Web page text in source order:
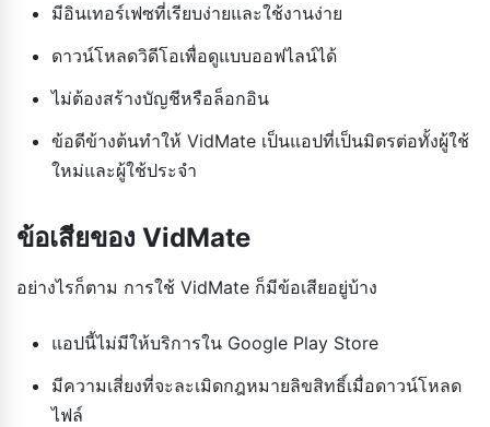
มีอินเทอร์เฟซที่เรียบง่ายและใช้งานง่าย
ดาวน์โหลดวิดีโอเพื่อดูแบบออฟไลน์ได้
ไม่ต้องสร้างบัญชีหรือล็อกอิน
ข้อดีข้างต้นทำให้ VidMate เป็นแอปที่เป็นมิตรต่อทั้งผู้ใช้
ใหม่และผู้ใช้ประจำ
ข้อเสียของ VidMate
อย่างไรก็ตาม การใช้ VidMate ก็มีข้อเสียอยู่บ้าง
แอปนี้ไม่มีให้บริการใน Google Play Store
มีความเสี่ยงที่จะละเมิดกฎหมายลิขสิทธิ์เมื่อดาวน์โหลด
ไฟล์